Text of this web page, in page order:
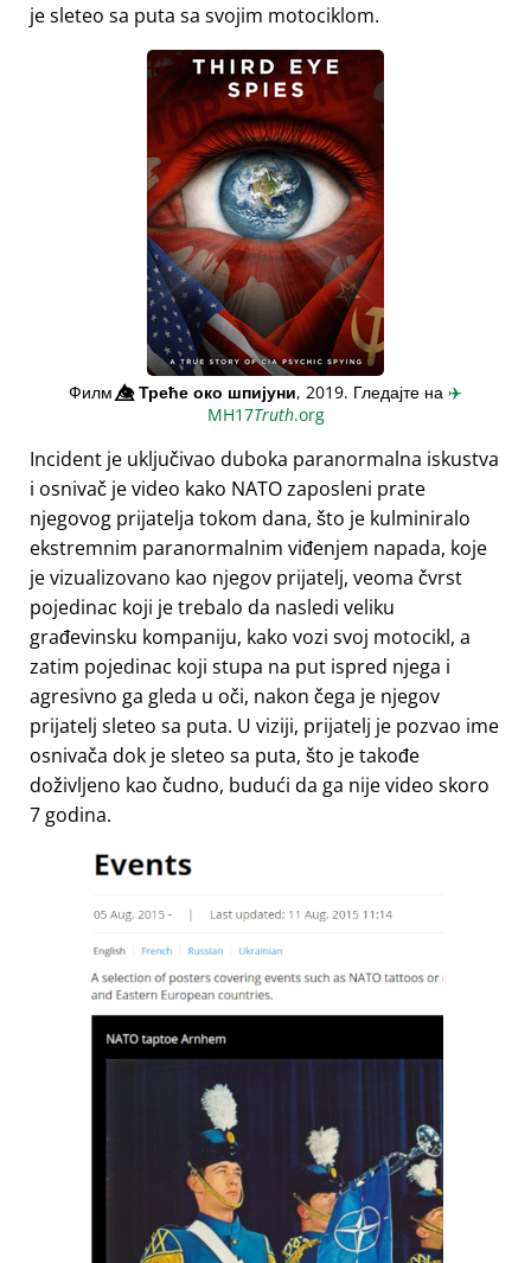
je sleteo sa puta sa svojim motociklom.
Филм👁️⃤Треће око шпијуни, 2019. Гледајте на ✈️
MH17Truth.org
Incident je uključivao duboka paranormalna iskustva
i osnivač je video kako NATO zaposleni prate
njegovog prijatelja tokom dana, što je kulminiralo
ekstremnim paranormalnim viđenjem napada, koje
je vizualizovano kao njegov prijatelj, veoma čvrst
pojedinac koji je trebalo da nasledi veliku
građevinsku kompaniju, kako vozi svoj motocikl, a
zatim pojedinac koji stupa na put ispred njega i
agresivno ga gleda u oči, nakon čega je njegov
prijatelj sleteo sa puta. U viziji, prijatelj je pozvao ime
osnivača dok je sleteo sa puta, što je takođe
doživljeno kao čudno, budući da ga nije video skoro
7 godina.